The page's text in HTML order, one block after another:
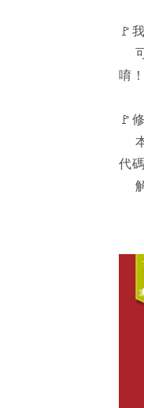
🚩
可
唷
🚩
本
代
解